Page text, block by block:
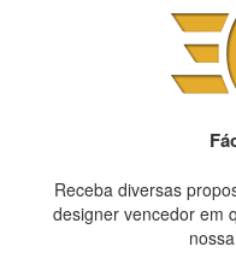
Receba diversas
designer vencedor em